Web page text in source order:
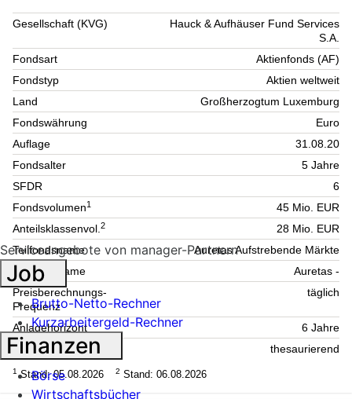
Gesellschaft (KVG)
Hauck & Aufhäuser Fund Services
S.A.
Fondsart
Aktienfonds (AF)
Fondstyp
Aktien weltweit
Land
Großherzogtum Luxemburg
Fondswährung
Euro
Auflage
31.08.20
Fondsalter
5 Jahre
SFDR
6
Fondsvolumen1
45 Mio. EUR
Anteilsklassenvol.2
28 Mio. EUR
Teilfondsname
Auretas Aufstrebende Märkte
Umbrellaname
Auretas -
Preisberechnungs-
Frequenz
täglich
Anlagehorizont
6 Jahre
Ausschüttungsart
thesaurierend
1Stand: 05.08.2026 2 Stand: 06.08.2026
Serviceangebote von manager-Partnern
Job
Brutto-Netto-Rechner
Kurzarbeitergeld-Rechner
Finanzen
Börse
Wirtschaftsbücher